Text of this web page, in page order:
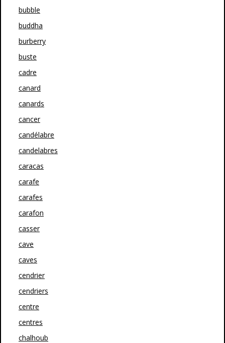
bubble
buddha
burberry
buste
cadre
canard
canards
cancer
candélabre
candelabres
caracas
carafe
carafes
carafon
casser
cave
caves
cendrier
cendriers
centre
centres
chalhoub